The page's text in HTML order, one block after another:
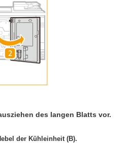
des langen Blatts vor.
der Kühleinheit (B).